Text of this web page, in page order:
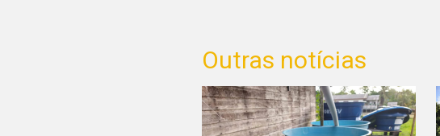
Outras notícias